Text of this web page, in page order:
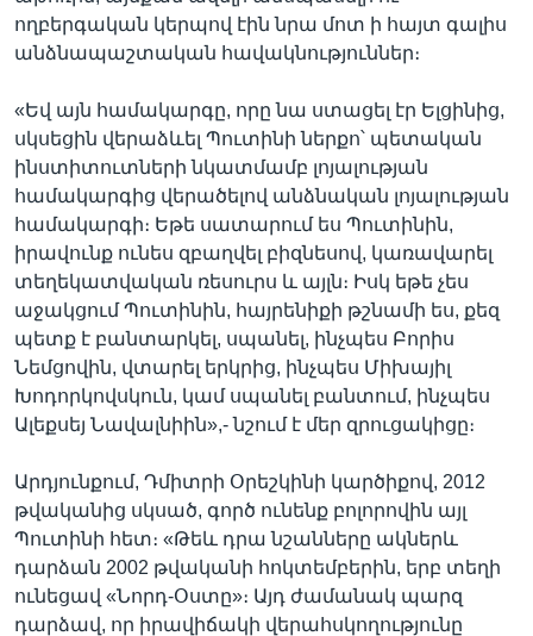
ողբերգական կերպով էին նրա մոտ ի հայտ գալիս
անձնապաշտական հավակնություններ։
«Եվ այն համակարգը, որը նա ստացել էր Ելցինից,
սկսեցին վերաձևել Պուտինի ներքո՝ պետական
ինստիտուտների նկատմամբ լոյալության
համակարգից վերածելով անձնական լոյալության
համակարգի։ Եթե սատարում ես Պուտինին,
իրավունք ունես զբաղվել բիզնեսով, կառավարել
տեղեկատվական ռեսուրս և այլն։ Իսկ եթե չես
աջակցում Պուտինին, հայրենիքի թշնամի ես, քեզ
պետք է բանտարկել, սպանել, ինչպես Բորիս
Նեմցովին, վտարել երկրից, ինչպես Միխայիլ
Խոդորկովսկուն, կամ սպանել բանտում, ինչպես
Ալեքսեյ Նավալնիին»,- նշում է մեր զրուցակիցը։
Արդյունքում, Դմիտրի Օրեշկինի կարծիքով, 2012
թվականից սկսած, գործ ունենք բոլորովին այլ
Պուտինի հետ։ «Թեև դրա նշանները ակներև
դարձան 2002 թվականի հոկտեմբերին, երբ տեղի
ունեցավ «Նորդ-Օստը»։ Այդ ժամանակ պարզ
դարձավ, որ իրավիճակի վերահսկողությունը